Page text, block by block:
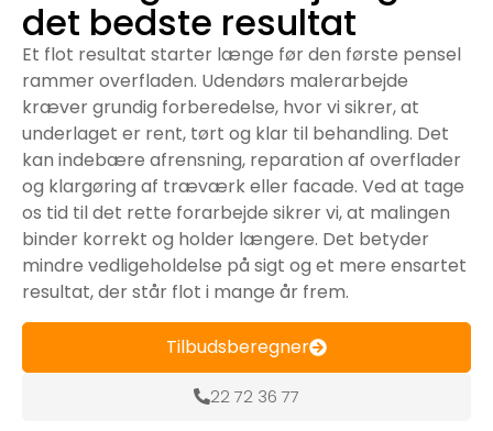
det bedste resultat
Et flot resultat starter længe før den første pensel
rammer overfladen. Udendørs malerarbejde
kræver grundig forberedelse, hvor vi sikrer, at
underlaget er rent, tørt og klar til behandling. Det
kan indebære afrensning, reparation af overflader
og klargøring af træværk eller facade. Ved at tage
os tid til det rette forarbejde sikrer vi, at malingen
binder korrekt og holder længere. Det betyder
mindre vedligeholdelse på sigt og et mere ensartet
resultat, der står flot i mange år frem.
Tilbudsberegner
22 72 36 77